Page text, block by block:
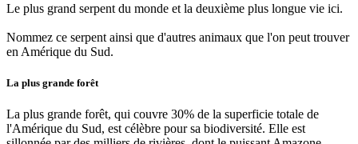
Le plus grand serpent du monde et la deuxième plus longue vie ici.
Nommez ce serpent ainsi que d'autres animaux que l'on peut trouver
en Amérique du Sud.
La plus grande forêt
La plus grande forêt, qui couvre 30% de la superficie totale de
l'Amérique du Sud, est célèbre pour sa biodiversité. Elle est